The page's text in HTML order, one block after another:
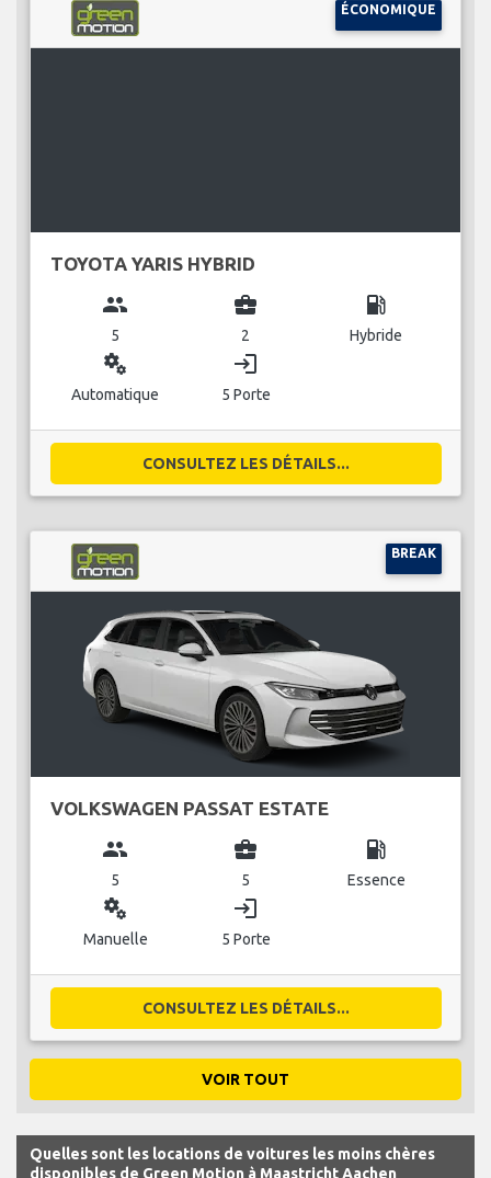
ÉCONOMIQUE
TOYOTA YARIS HYBRID
group
5
business_center
2
local_gas_station
Hybride
miscellaneous_services
Automatique
login
5 Porte
CONSULTEZ LES DÉTAILS...
BREAK
VOLKSWAGEN PASSAT ESTATE
group
5
business_center
5
local_gas_station
Essence
miscellaneous_services
Manuelle
login
5 Porte
CONSULTEZ LES DÉTAILS...
VOIR TOUT
Quelles sont les locations de voitures les moins chères
disponibles de Green Motion à Maastricht Aachen